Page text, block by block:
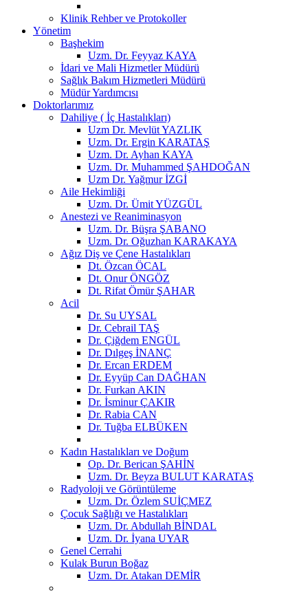
Klinik Rehber ve Protokoller
Yönetim
Başhekim
Uzm. Dr. Feyyaz KAYA
İdari ve Mali Hizmetler Müdürü
Sağlık Bakım Hizmetleri Müdürü
Müdür Yardımcısı
Doktorlarımız
Dahiliye ( İç Hastalıkları)
Uzm Dr. Mevlüt YAZLIK
Uzm. Dr. Ergin KARATAŞ
Uzm. Dr. Ayhan KAYA
Uzm. Dr. Muhammed ŞAHDOĞAN
Uzm Dr. Yağmur İZGİ
Aile Hekimliği
Uzm. Dr. Ümit YÜZGÜL
Anestezi ve Reaniminasyon
Uzm. Dr. Büşra ŞABANO
Uzm. Dr. Oğuzhan KARAKAYA
Ağız Diş ve Çene Hastalıkları
Dt. Özcan ÖCAL
Dt. Onur ÖNGÖZ
Dt. Rifat Ömür ŞAHAR
Acil
Dr. Su UYSAL
Dr. Cebrail TAŞ
Dr. Çiğdem ENGÜL
Dr. Dılgeş İNANÇ
Dr. Ercan ERDEM
Dr. Eyyüp Can DAĞHAN
Dr. Furkan AKIN
Dr. İsminur ÇAKIR
Dr. Rabia CAN
Dr. Tuğba ELBÜKEN
Kadın Hastalıkları ve Doğum
Op. Dr. Berican ŞAHİN
Uzm. Dr. Beyza BULUT KARATAŞ
Radyoloji ve Görüntüleme
Uzm. Dr. Özlem SUİÇMEZ
Çocuk Sağlığı ve Hastalıkları
Uzm. Dr. Abdullah BİNDAL
Uzm. Dr. İyana UYAR
Genel Cerrahi
Kulak Burun Boğaz
Uzm. Dr. Atakan DEMİR